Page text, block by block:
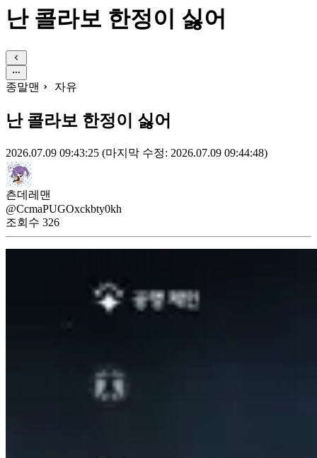
난 콜라보 한정이 싫어
종말맨 자유
난 콜라보 한정이 싫어
2026.07.09 09:43:25 (마지막 수정: 2026.07.09 09:44:48)
츤데레맨
@CcmaPUGOxckbty0kh
조회수 326